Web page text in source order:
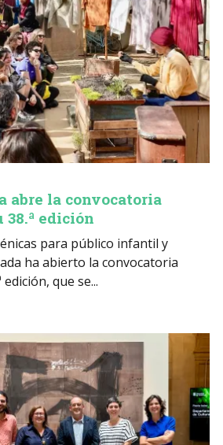
abre la convocatoria
edición
para público infantil y
ha abierto la convocatoria
que se...